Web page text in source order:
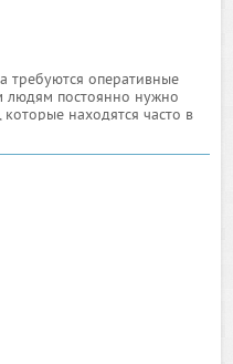
требуются оперативные
людям постоянно нужно
находятся часто в